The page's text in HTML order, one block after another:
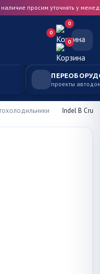
просим уточнять у
0
0
0
проекты
Indel B